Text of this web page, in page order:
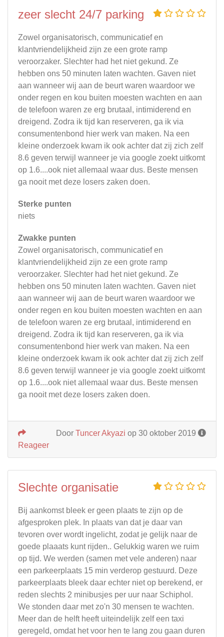
zeer slecht 24/7 parking
Zowel organisatorisch, communicatief en
klantvriendelijkheid zijn ze een grote ramp
veroorzaker. Slechter had het niet gekund. Ze
hebben ons 50 minuten laten wachten. Gaven niet
aan wanneer wij aan de beurt waren waardoor we
onder regen en kou buiten moesten wachten en aan
de telefoon waren ze erg brutaal, intimiderend en
dreigend. Zodra ik tijd kan reserveren, ga ik via
consumentenbond hier werk van maken. Na een
kleine onderzoek kwam ik ook achter dat zij zich zelf
8.6 geven terwijl wanneer je via google zoekt uitkomt
op 1.6....ook niet allemaal waar dus. Beste mensen
ga nooit met deze losers zaken doen.
Sterke punten
niets
Zwakke punten
Zowel organisatorisch, communicatief en
klantvriendelijkheid zijn ze een grote ramp
veroorzaker. Slechter had het niet gekund. Ze
hebben ons 50 minuten laten wachten. Gaven niet
aan wanneer wij aan de beurt waren waardoor we
onder regen en kou buiten moesten wachten en aan
de telefoon waren ze erg brutaal, intimiderend en
dreigend. Zodra ik tijd kan reserveren, ga ik via
consumentenbond hier werk van maken. Na een
kleine onderzoek kwam ik ook achter dat zij zich zelf
8.6 geven terwijl wanneer je via google zoekt uitkomt
op 1.6....ook niet allemaal waar dus. Beste mensen
ga nooit met deze losers zaken doen.
Door Tuncer Akyazi op 30 oktober 2019
Reageer
Slechte organisatie
Bij aankomst bleek er geen plaats te zijn op de
afgesproken plek. In plaats van dat je daar van
tevoren over wordt ingelicht, zodat je gelijk naar de
goede plaaats kunt rijden.. Gelukkig waren we ruim
op tijd. We werden (samen met vele anderen) naar
een parkeerplaats 15 min verderop gestuurd. Deze
parkeerplaats bleek daar echter niet op berekend, er
reden slechts 2 minibusjes per uur naar Schiphol.
We stonden daar met zo'n 30 mensen te wachten.
Meer dan de helft heeft uiteindelijk zelf een taxi
geregeld, omdat het voor hen te lang zou gaan duren